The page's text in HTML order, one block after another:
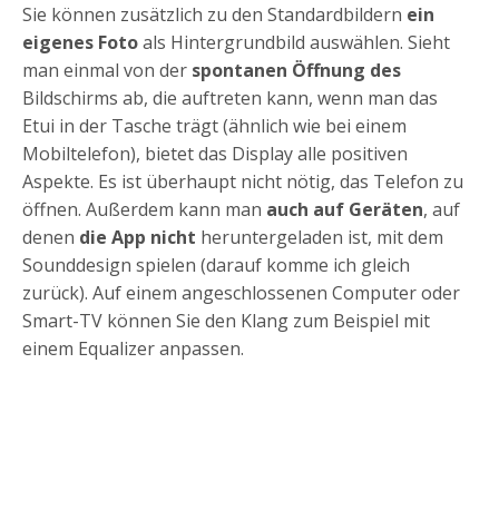
Sie können zusätzlich zu den Standardbildern ein
eigenes Fotoals Hintergrundbild auswählen. Sieht
man einmal von der spontanen Öffnung des
Bildschirms ab, die auftreten kann, wenn man das
Etui in der Tasche trägt (ähnlich wie bei einem
Mobiltelefon), bietet das Display alle positiven
Aspekte. Es ist überhaupt nicht nötig, das Telefon zu
öffnen. Außerdem kann man auch auf Geräten, auf
denen die App nicht heruntergeladen ist, mit dem
Sounddesign spielen (darauf komme ich gleich
zurück). Auf einem angeschlossenen Computer oder
Smart-TV können Sie den Klang zum Beispiel mit
einem Equalizer anpassen.